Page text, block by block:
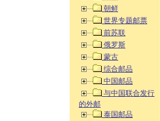
朝鲜
世界专题邮票
前苏联
俄罗斯
蒙古
综合邮品
中国邮品
与中国联合发行
的外邮
泰国邮品